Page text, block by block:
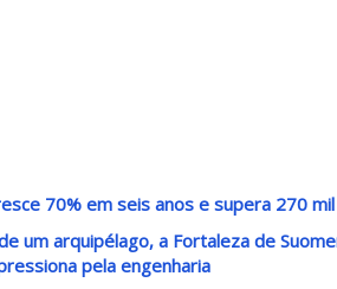
70% em seis anos e supera 270
um arquipélago, a Fortaleza de
pela engenharia